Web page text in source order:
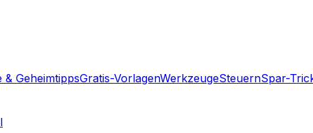
& GeheimtippsGratis-VorlagenWerkzeugeSteuernSpar-